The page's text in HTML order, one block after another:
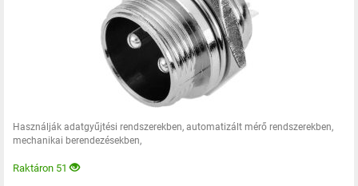
Használják adatgyűjtési rendszerekben, automatizált mérő rendszerekben,
mechanikai berendezésekben,
Raktáron 51